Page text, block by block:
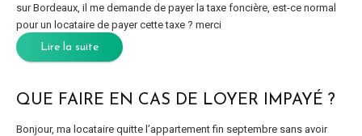
sur Bordeaux, il me demande de payer la taxe foncière, est-ce normal
pour un locataire de payer cette taxe ? merci
Lire la suite
QUE FAIRE EN CAS DE LOYER IMPAYÉ ?
Bonjour, ma locataire quitte l’appartement fin septembre sans avoir